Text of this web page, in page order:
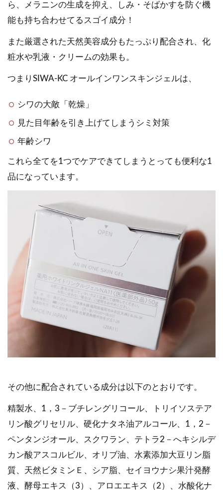
ら、メラニンの生成を抑え、しみ・そばかすを防ぐ機
能も持ち合わせてるスゴイ成分！
また厳選された天然美容成分もたっぷり配合され、化
粧水や乳液・クリームの効果も。
つまりSIWA-KC オールインワンスキンジェルは、
シワの大敵「乾燥」
見た目年齢を引き上げてしまうシミ対策
年齢シワ
これら全てを1つでケアできてしまうとっても便利な1
品になっています。
その他に配合されている成分は以下のとおりです。
精製水、1，3－ブチレングリコール、トリイソステア
リン酸グリセリル、硬化ナタネ油アルコール、1，2－
ペンタンジオール、スクワラン、テトラ2－へキシルデ
カン酸アスコルビル、オリブ油、水素添加大豆リン脂
質、天然ビタミンＥ、シア脂、セイヨウナシ果汁発酵
液、酵母エキス（3）、アロエエキス（2）、水酸化ナ